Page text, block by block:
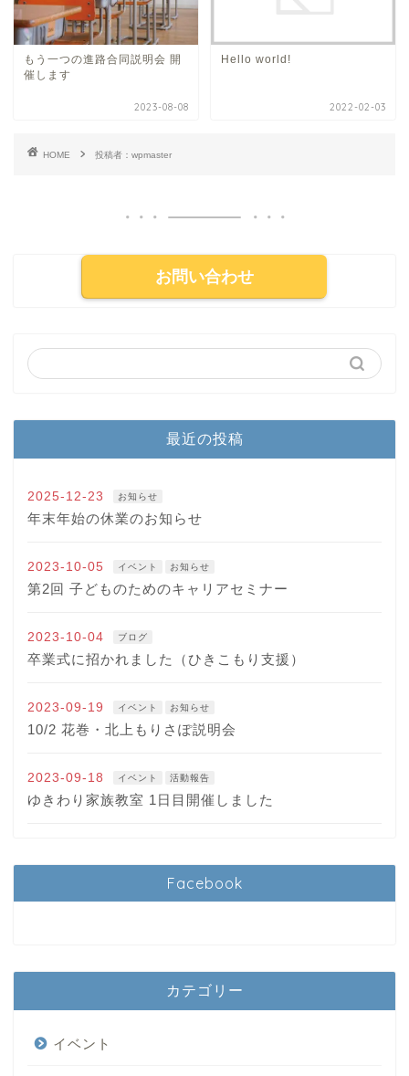
もう一つの進路合同説明会 開
催します
2023-08-08
Hello world!
2022-02-03
HOME 投稿者：wpmaster
お問い合わせ
最近の投稿
2025-12-23 お知らせ
年末年始の休業のお知らせ
2023-10-05 イベント お知らせ
第2回 子どものためのキャリアセミナー
2023-10-04 ブログ
卒業式に招かれました（ひきこもり支援）
2023-09-19 イベント お知らせ
10/2 花巻・北上もりさぽ説明会
2023-09-18 イベント 活動報告
ゆきわり家族教室 1日目開催しました
Facebook
カテゴリー
イベント